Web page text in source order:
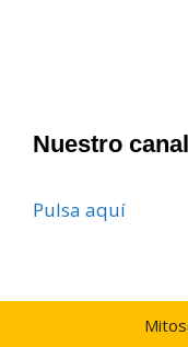
Nuestro
Pulsa aquí